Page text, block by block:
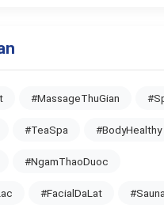
#MassageThuGian
#TeaSpa #BodyHealthy
#NgamThaoDuoc
#FacialDaLat